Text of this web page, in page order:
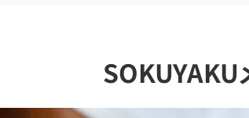
SOKUYAKU